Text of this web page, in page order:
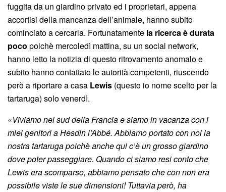
fuggita da un giardino privato ed i proprietari, appena
accortisi della mancanza dell’animale, hanno subito
cominciato a cercarla. Fortunatamente la ricerca è durata
poco poichè mercoledì mattina, su un social network,
hanno letto la notizia di questo ritrovamento anomalo e
subito hanno contattato le autorità competenti, riuscendo
però a riportare a casa Lewis (questo io nome scelto per la
tartaruga) solo venerdì.
«Viviamo nel sud della Francia e siamo in vacanza con i
miei genitori a Hesdin l’Abbé. Abbiamo portato con noi la
nostra tartaruga poichè anche qui c’è un grosso giardino
dove poter passeggiare. Quando ci siamo resi conto che
Lewisera scomparso, abbiamo pensato che con non era
possibile viste le sue dimensioni! Tuttavia però, ha